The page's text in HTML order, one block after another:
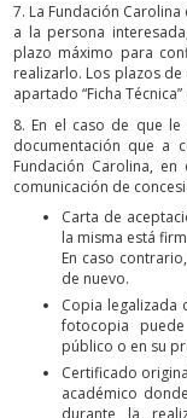
7. La Fundación
a la persona
plazo máximo para
realizarlo. Los plazos
apartado “Ficha
8. En el caso de que
documentación que a
Fundación Carolina,
comunicación de
Carta de
la misma está
En caso
de nuevo.
Copia legalizada
fotocopia
público o en su
Certificado
académico